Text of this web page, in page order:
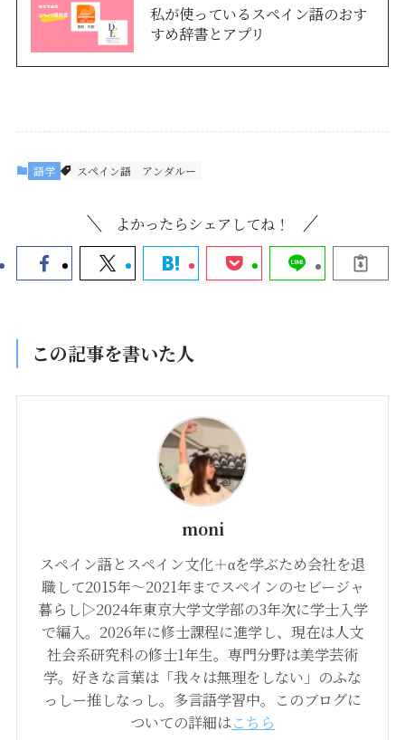
私が使っているスペイン語のおす
すめ辞書とアプリ
語学 スペイン語 アンダルー
よかったらシェアしてね！
この記事を書いた人
moni
スペイン語とスペイン文化＋αを学ぶため会社を退
職して2015年〜2021年までスペインのセビージャ
暮らし▷2024年東京大学文学部の3年次に学士入学
で編入。2026年に修士課程に進学し、現在は人文
社会系研究科の修士1年生。専門分野は美学芸術
学。好きな言葉は「我々は無理をしない」のふな
っしー推しなっし。多言語学習中。このブログに
ついての詳細はこちら